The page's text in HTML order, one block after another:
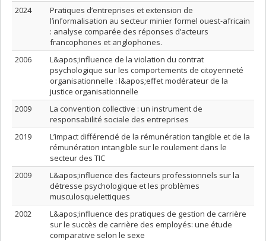
2024
Pratiques d’entreprises et extension de
l’informalisation au secteur minier formel ouest-africain
: analyse comparée des réponses d’acteurs
francophones et anglophones.
2006
L&apos;influence de la violation du contrat
psychologique sur les comportements de citoyenneté
organisationnelle : l&apos;effet modérateur de la
justice organisationnelle
2009
La convention collective : un instrument de
responsabilité sociale des entreprises
2019
L’impact différencié de la rémunération tangible et de la
rémunération intangible sur le roulement dans le
secteur des TIC
2009
L&apos;influence des facteurs professionnels sur la
détresse psychologique et les problèmes
musculosquelettiques
2002
L&apos;influence des pratiques de gestion de carrière
sur le succès de carrière des employés: une étude
comparative selon le sexe